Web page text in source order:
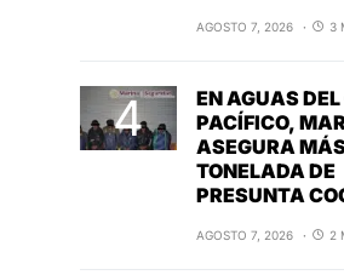
AGOSTO 7, 2026 3
EN AGUAS
PACÍFICO,
ASEGURA
TONELADA DE
PRESUNTA
AGOSTO 7, 2026 2